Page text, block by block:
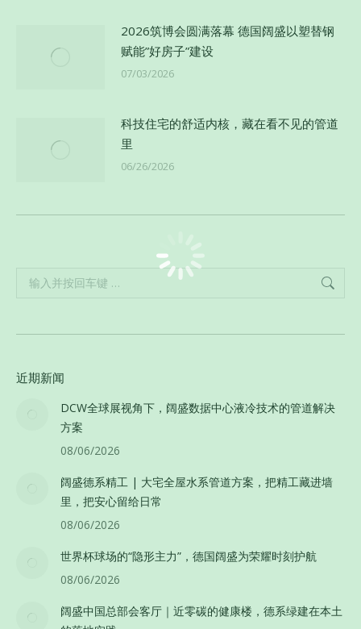
2026筑博会圆满落幕 德国阔盛以塑替钢
赋能”好房子”建设
07/03/2026
科技住宅的舒适内核，藏在看不见的管道
里
06/26/2026
Search:
近期新闻
DCW全球展视角下，阔盛数据中心液冷技术的管道解决
方案
08/06/2026
阔盛德系精工 | 大宅全屋水系管道方案，把精工藏进墙
里，把安心留给日常
08/06/2026
世界杯球场的“隐形主力”，德国阔盛为荣耀时刻护航
08/06/2026
阔盛中国总部会客厅｜近零碳的健康楼，德系绿建在本土